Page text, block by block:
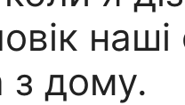
наші
з дому.